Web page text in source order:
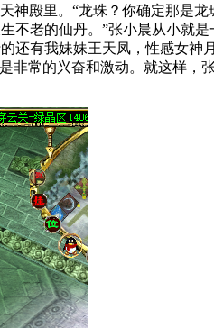
殿里。“龙珠？你确定那是
老的仙丹。”张小晨从小就
有我妹妹王天凤，性感女
非常的兴奋和激动。就这样